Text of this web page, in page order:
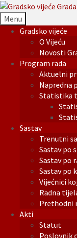
Menu
Gradsko vijeće
O Vijeću
Novosti
Program rada
Aktuelni
Napredna
Statistika
Sastav
Trenutni
Sastav po
Sastav po
Sastav po
Vijećnici
Radna
Prethodni
Akti
Statut
Poslovnik